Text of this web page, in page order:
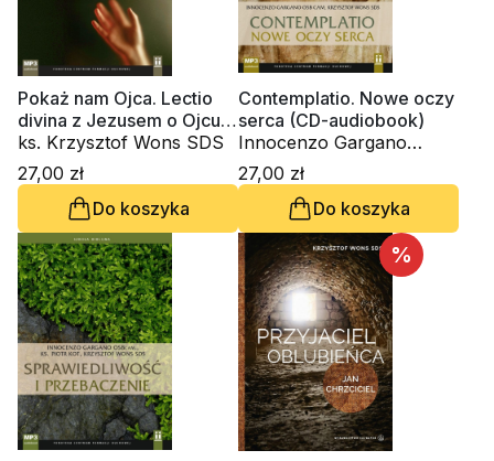
Pokaż nam Ojca. Lectio
divina z Jezusem o Ojcu
(CD-audiobook)
ks. Krzysztof Wons SDS
27,00 zł
Do koszyka
Contemplatio. Nowe oczy
serca (CD-audiobook)
Innocenzo Gargano
OSBCam., ks. Krzysztof
Wons SDS
27,00 zł
Do koszyka
%